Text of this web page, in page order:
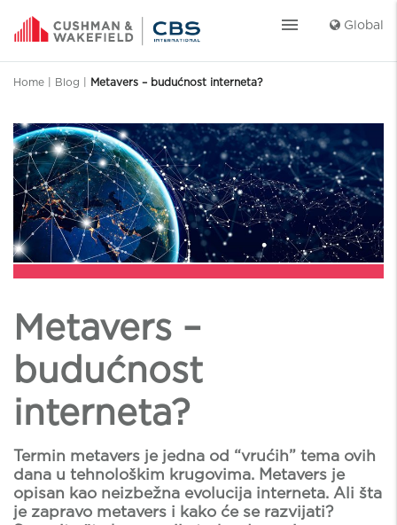
menu Global
Home Blog Metavers – budućnost interneta?
Metavers –
budućnost
interneta?
Termin metavers je jedna od “vrućih” tema ovih
dana u tehnološkim krugovima. Metavers je
opisan kao neizbežna evolucija interneta. Ali šta
je zapravo metavers i kako će se razvijati?